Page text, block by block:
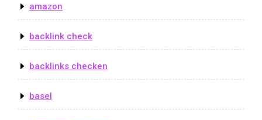
amazon
backlink check
backlinks checken
basel